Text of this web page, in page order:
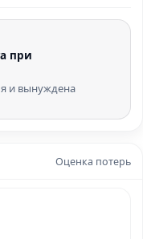
при
и вынуждена
Оценка потерь